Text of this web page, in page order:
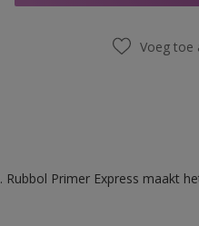
Voeg toe
Primer Express maakt